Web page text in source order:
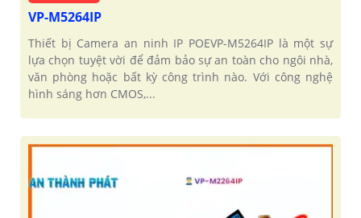
VP-M5264IP
Thiết bị Camera an ninh IP POEVP-M5264IP là một sự
lựa chọn tuyệt vời để đảm bảo sự an toàn cho ngôi nhà,
văn phòng hoặc bất kỳ công trình nào. Với công nghệ
hình sáng hơn CMOS,...